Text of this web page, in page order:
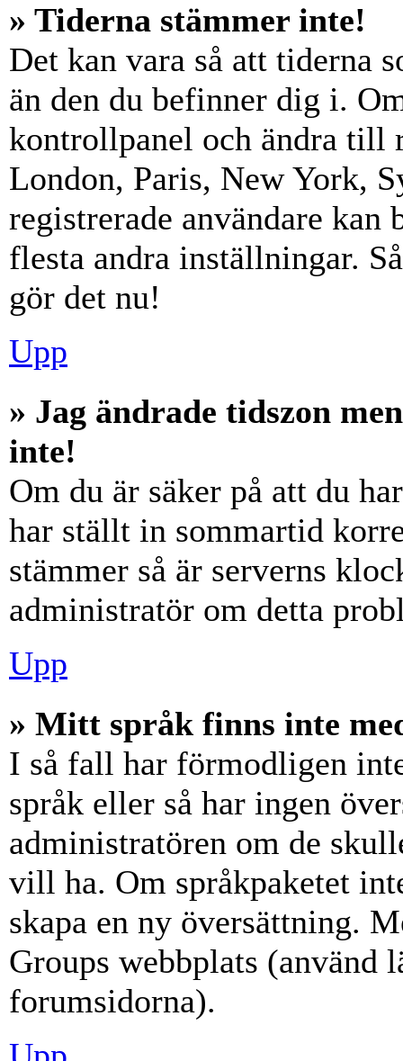
» Tiderna stämmer inte!
Det kan vara så att tiderna
än den du befinner dig i.
kontrollpanel och ändra till
London, Paris, New York,
registrerade användare kan
flesta andra inställningar.
gör det nu!
Upp
» Jag ändrade tidszon
inte!
Om du är säker på att du
har ställt in sommartid
stämmer så är serverns
administratör om detta
Upp
» Mitt språk finns inte
I så fall har förmodligen
språk eller så har ingen
administratören om de
vill ha. Om språkpaketet
skapa en ny översättning.
Groups webbplats (använd
forumsidorna).